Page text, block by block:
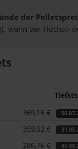
der
wann der Höchst-
369,15 €
359,52 €
286,76 €